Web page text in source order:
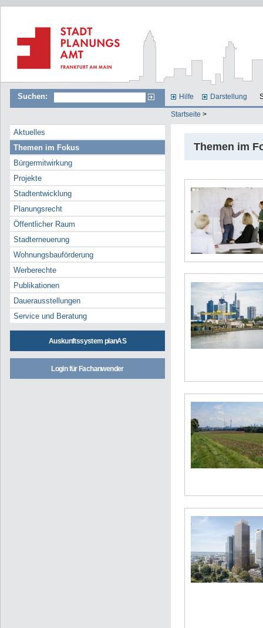
Suchen: Hilfe Darstellung
Startseite >
Aktuelles
Themen im Fokus
Bürgermitwirkung
Projekte
Stadtentwicklung
Planungsrecht
Öffentlicher Raum
Stadterneuerung
Wohnungsbauförderung
Werberechte
Publikationen
Dauerausstellungen
Service und Beratung
Auskunftssystem planAS
Login für Fachanwender
Themen im